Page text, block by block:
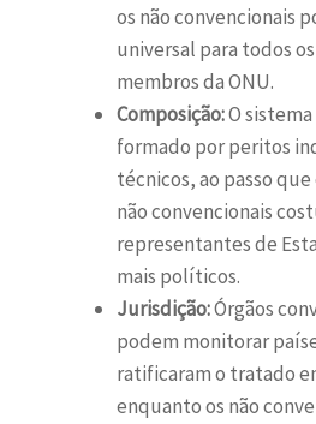
os não convencionais
universal para todos
membros da ONU.
Composição:O
formado por peritos
técnicos, ao passo
não convencionais
representantes de
mais políticos.
Jurisdição:Órgãos
podem monitorar
ratificaram o tratado
enquanto os não